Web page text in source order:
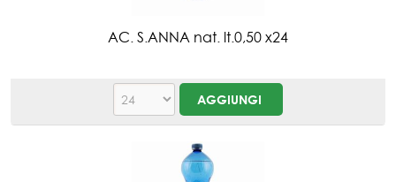
AC. S.ANNA nat. lt.0,50 x24